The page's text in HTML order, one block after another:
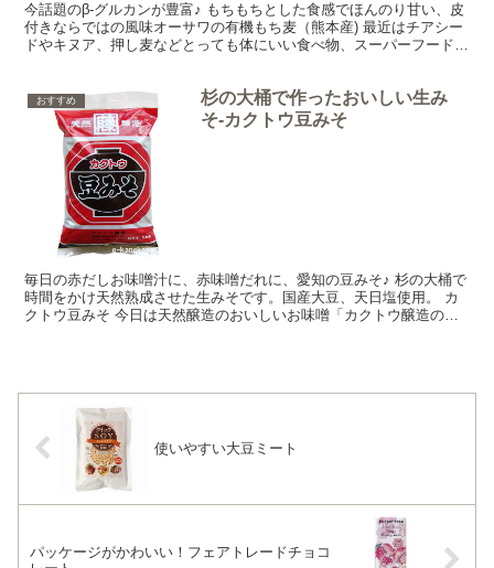
今話題のβ-グルカンが豊富♪ もちもちとした食感でほんのり甘い、皮
付きならではの風味オーサワの有機もち麦（熊本産) 最近はチアシー
ドやキヌア、押し麦などとっても体にいい食べ物、スーパーフードが
おすすめ
杉の大桶で作ったおいしい生み
そ-カクトウ豆みそ
毎日の赤だしお味噌汁に、赤味噌だれに、愛知の豆みそ♪ 杉の大桶で
時間をかけ天然熟成させた生みそです。国産大豆、天日塩使用。 カ
クトウ豆みそ 今日は天然醸造のおいしいお味噌「カクトウ醸造の豆
使いやすい大豆ミート
パッケージがかわいい！フェアトレードチョコ